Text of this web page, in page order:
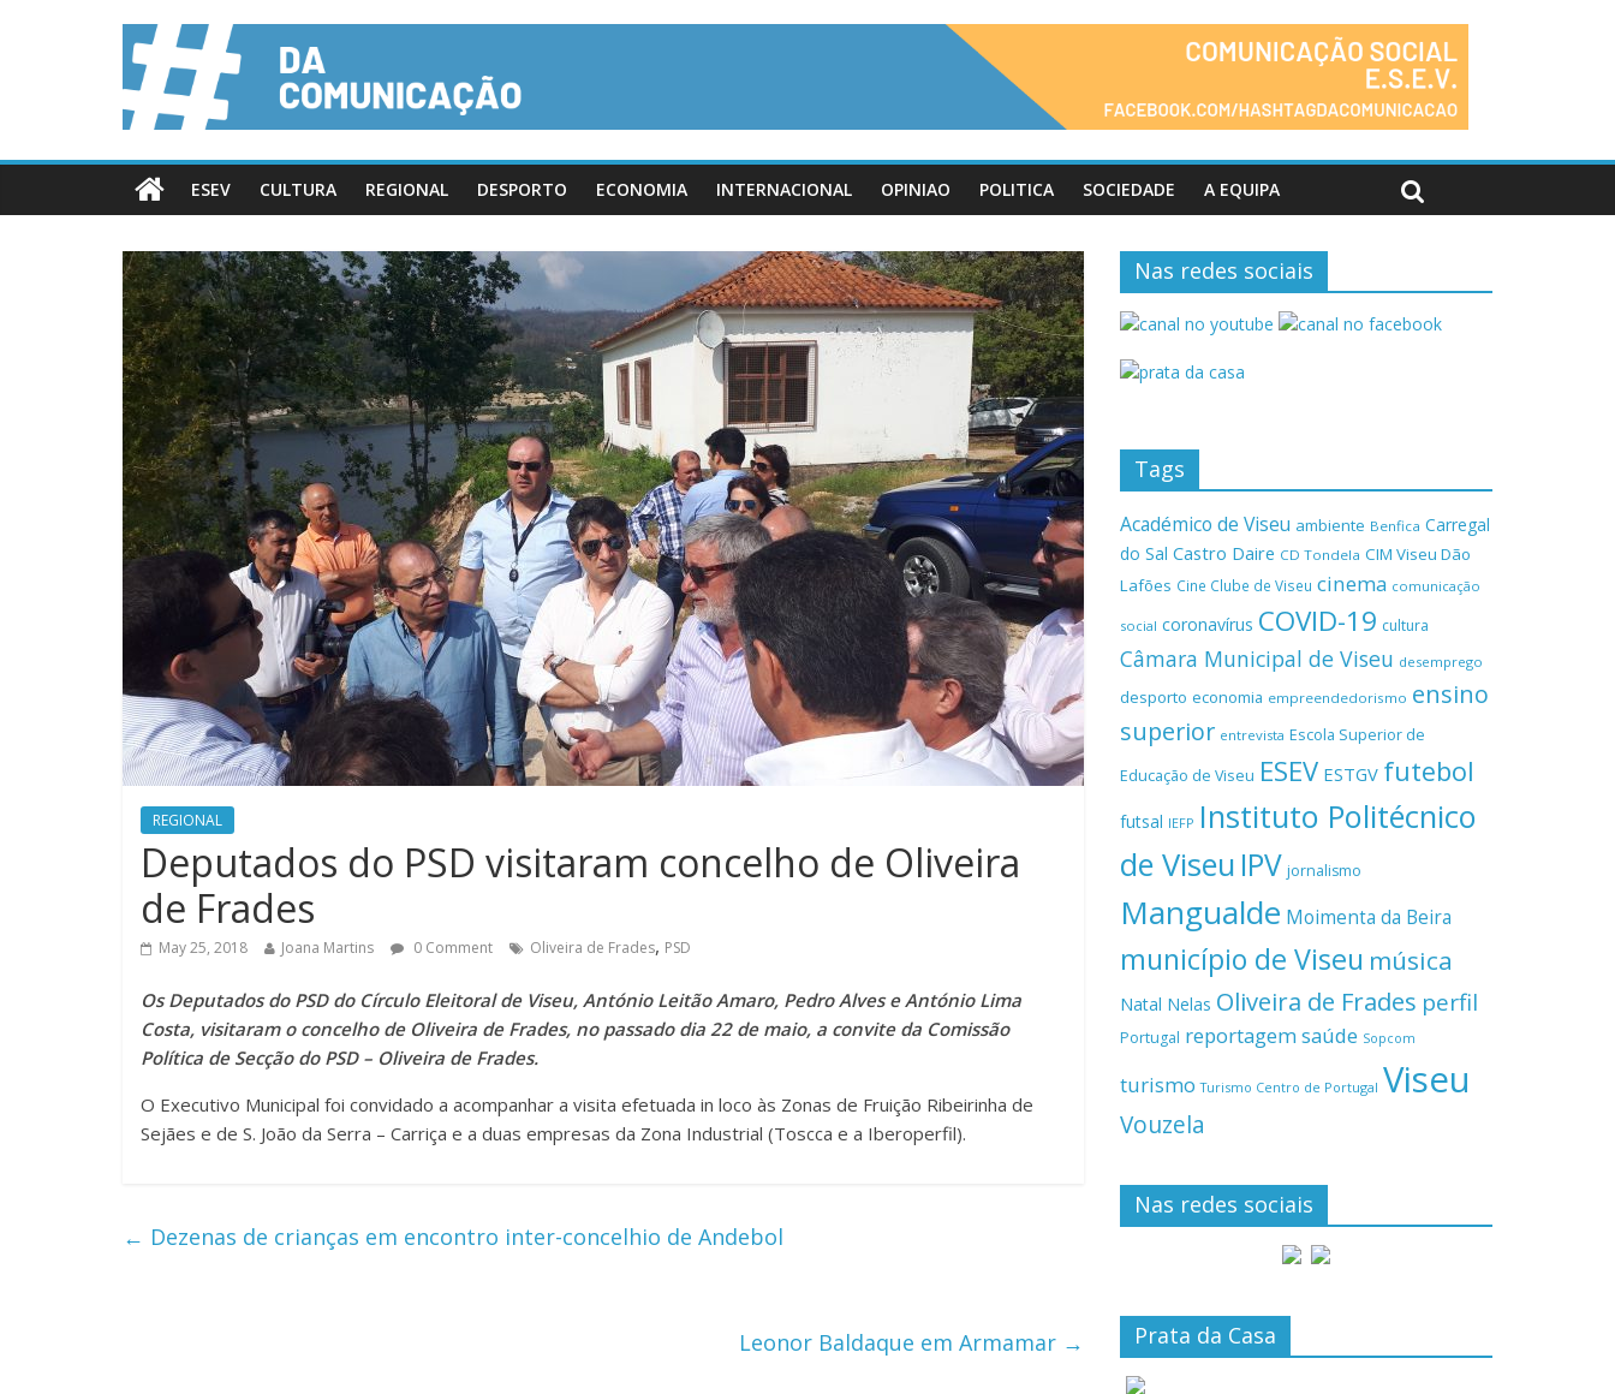
ESEV CULTURA REGIONAL DESPORTO ECONOMIA INTERNACIONAL OPINIAO POLITICA SOCIEDADE A EQUIPA
REGIONAL
Deputados do PSD visitaram concelho de Oliveira
de Frades
May 25, 2018 Joana Martins 0 Comment Oliveira de Frades, PSD
Os Deputados do PSD do Círculo Eleitoral de Viseu, António Leitão Amaro, Pedro Alves e António Lima
Costa, visitaram o concelho de Oliveira de Frades, no passado dia 22 de maio, a convite da Comissão
Política de Secção do PSD – Oliveira de Frades.
O Executivo Municipal foi convidado a acompanhar a visita efetuada in loco às Zonas de Fruição Ribeirinha de
Sejães e de S. João da Serra – Carriça e a duas empresas da Zona Industrial (Toscca e a Iberoperfil).
← Dezenas de crianças em encontro inter-concelhio de Andebol
Leonor Baldaque em Armamar →
Nas redes sociais
Tags
Académico de Viseu ambiente Benfica Carregal
do Sal Castro Daire CD Tondela CIM Viseu Dão
Lafões Cine Clube de Viseu cinema comunicação
social coronavírus COVID-19 cultura
Câmara Municipal de Viseu desemprego
desporto economia empreendedorismo ensino
superior entrevista Escola Superior de
Educação de Viseu ESEV ESTGV futebol
futsal IEFP Instituto Politécnico
de Viseu IPV jornalismo
Mangualde Moimenta da Beira
município de Viseu música
Natal Nelas Oliveira de Frades perfil
Portugal reportagemsaúde Sopcom
turismo Turismo Centro de Portugal Viseu
Vouzela
Nas redes sociais
Prata da Casa